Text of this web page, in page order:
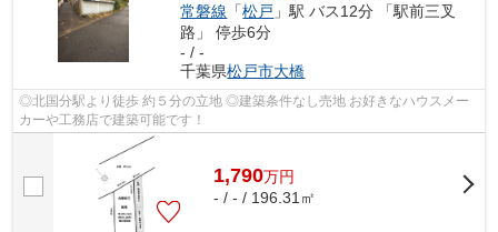
常磐線 「松戸 」駅 バス12分 「駅前三叉
路」 停歩6分
- / -
千葉県松戸市大橋
◎北国分駅より徒歩 約５分の立地 ◎建築条件なし売地 お好きなハウスメー
カーや工務店で建築可能です！
1,790万円
- / - / 196.31㎡